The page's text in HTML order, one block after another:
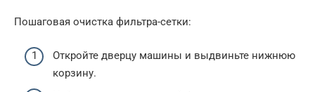
Пошаговая очистка фильтра-сетки:
Откройте дверцу машины и выдвиньте нижнюю
корзину.